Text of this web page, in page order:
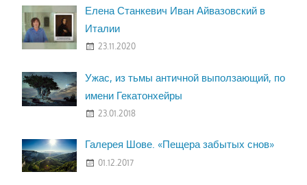
Елена Станкевич Иван Айвазовский в
Италии
23.11.2020
Ужас, из тьмы античной выползающий, по
имени Гекатонхейры
23.01.2018
Галерея Шове. «Пещера забытых снов»
01.12.2017